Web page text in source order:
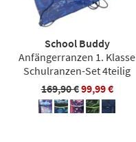
School Buddy
Anfängerranzen 1. Klasse
Schulranzen-Set 4teilig
169,90 €99,99 €